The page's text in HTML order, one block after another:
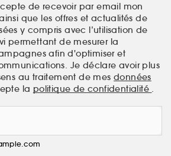
de recevoir par email mon
que les offres et actualités de
y compris avec l’utilisation de
permettant de mesurer la
afin d'optimiser et
Je déclare avoir plus
au traitement de mes données
la politique de confidentialité